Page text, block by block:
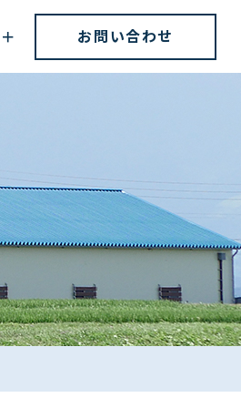
お問い合わせ